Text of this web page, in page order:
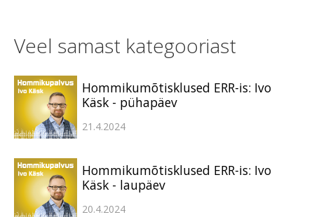
Veel samast kategooriast
Hommikumõtisklused ERR-is: Ivo
Käsk - pühapäev
21.4.2024
Hommikumõtisklused ERR-is: Ivo
Käsk - laupäev
20.4.2024